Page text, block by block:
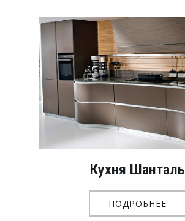
Кухня Шанталь
ПОДРОБНЕЕ